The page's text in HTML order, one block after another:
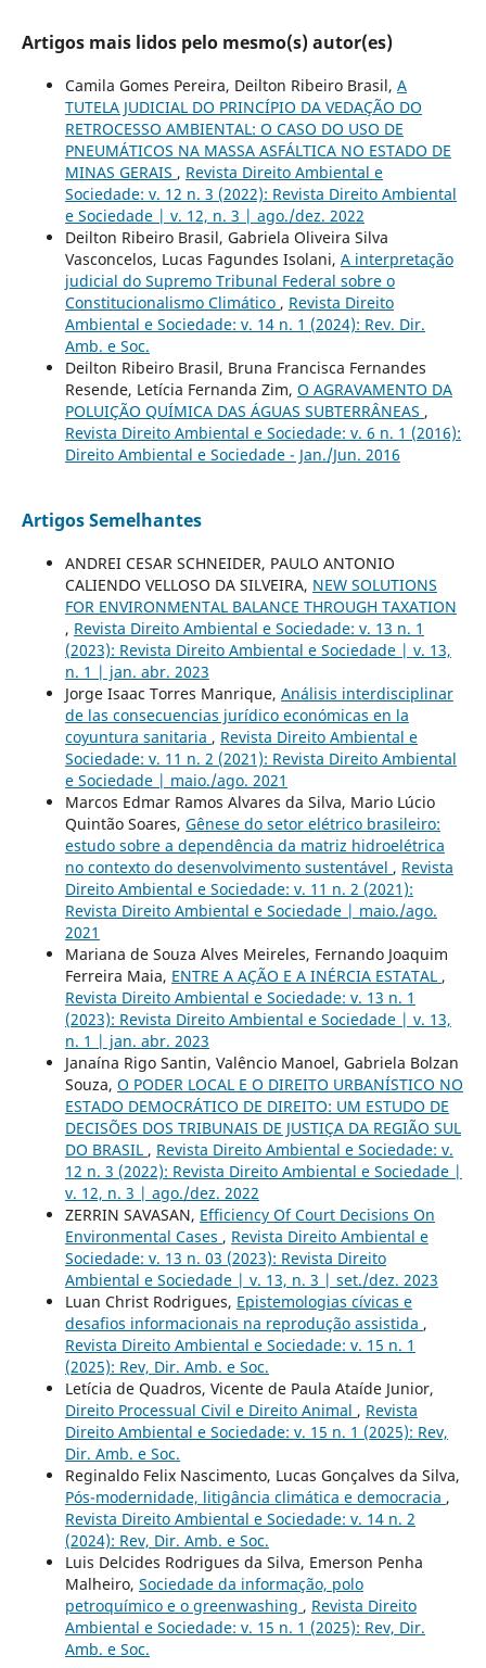
Artigos mais lidos pelo mesmo(s) autor(es)
Camila Gomes Pereira, Deilton Ribeiro Brasil, A
TUTELA JUDICIAL DO PRINCÍPIO DA VEDAÇÃO DO
RETROCESSO AMBIENTAL: O CASO DO USO DE
PNEUMÁTICOS NA MASSA ASFÁLTICA NO ESTADO DE
MINAS GERAIS , Revista Direito Ambiental e
Sociedade: v. 12 n. 3 (2022): Revista Direito Ambiental
e Sociedade | v. 12, n. 3 | ago./dez. 2022
Deilton Ribeiro Brasil, Gabriela Oliveira Silva
Vasconcelos, Lucas Fagundes Isolani, A interpretação
judicial do Supremo Tribunal Federal sobre o
Constitucionalismo Climático , Revista Direito
Ambiental e Sociedade: v. 14 n. 1 (2024): Rev. Dir.
Amb. e Soc.
Deilton Ribeiro Brasil, Bruna Francisca Fernandes
Resende, Letícia Fernanda Zim, O AGRAVAMENTO DA
POLUIÇÃO QUÍMICA DAS ÁGUAS SUBTERRÂNEAS ,
Revista Direito Ambiental e Sociedade: v. 6 n. 1 (2016):
Direito Ambiental e Sociedade - Jan./Jun. 2016
Artigos Semelhantes
ANDREI CESAR SCHNEIDER, PAULO ANTONIO
CALIENDO VELLOSO DA SILVEIRA, NEW SOLUTIONS
FOR ENVIRONMENTAL BALANCE THROUGH TAXATION
, Revista Direito Ambiental e Sociedade: v. 13 n. 1
(2023): Revista Direito Ambiental e Sociedade | v. 13,
n. 1 | jan. abr. 2023
Jorge Isaac Torres Manrique, Análisis interdisciplinar
de las consecuencias jurídico económicas en la
coyuntura sanitaria , Revista Direito Ambiental e
Sociedade: v. 11 n. 2 (2021): Revista Direito Ambiental
e Sociedade | maio./ago. 2021
Marcos Edmar Ramos Alvares da Silva, Mario Lúcio
Quintão Soares, Gênese do setor elétrico brasileiro:
estudo sobre a dependência da matriz hidroelétrica
no contexto do desenvolvimento sustentável , Revista
Direito Ambiental e Sociedade: v. 11 n. 2 (2021):
Revista Direito Ambiental e Sociedade | maio./ago.
2021
Mariana de Souza Alves Meireles, Fernando Joaquim
Ferreira Maia, ENTRE A AÇÃO E A INÉRCIA ESTATAL ,
Revista Direito Ambiental e Sociedade: v. 13 n. 1
(2023): Revista Direito Ambiental e Sociedade | v. 13,
n. 1 | jan. abr. 2023
Janaína Rigo Santin, Valêncio Manoel, Gabriela Bolzan
Souza, O PODER LOCAL E O DIREITO URBANÍSTICO NO
ESTADO DEMOCRÁTICO DE DIREITO: UM ESTUDO DE
DECISÕES DOS TRIBUNAIS DE JUSTIÇA DA REGIÃO SUL
DO BRASIL , Revista Direito Ambiental e Sociedade: v.
12 n. 3 (2022): Revista Direito Ambiental e Sociedade |
v. 12, n. 3 | ago./dez. 2022
ZERRIN SAVASAN, Efficiency Of Court Decisions On
Environmental Cases , Revista Direito Ambiental e
Sociedade: v. 13 n. 03 (2023): Revista Direito
Ambiental e Sociedade | v. 13, n. 3 | set./dez. 2023
Luan Christ Rodrigues, Epistemologias cívicas e
desafios informacionais na reprodução assistida ,
Revista Direito Ambiental e Sociedade: v. 15 n. 1
(2025): Rev, Dir. Amb. e Soc.
Letícia de Quadros, Vicente de Paula Ataíde Junior,
Direito Processual Civil e Direito Animal , Revista
Direito Ambiental e Sociedade: v. 15 n. 1 (2025): Rev,
Dir. Amb. e Soc.
Reginaldo Felix Nascimento, Lucas Gonçalves da Silva,
Pós-modernidade, litigância climática e democracia ,
Revista Direito Ambiental e Sociedade: v. 14 n. 2
(2024): Rev, Dir. Amb. e Soc.
Luis Delcides Rodrigues da Silva, Emerson Penha
Malheiro, Sociedade da informação, polo
petroquímico e o greenwashing , Revista Direito
Ambiental e Sociedade: v. 15 n. 1 (2025): Rev, Dir.
Amb. e Soc.